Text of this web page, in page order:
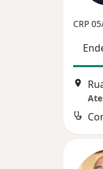
CRP